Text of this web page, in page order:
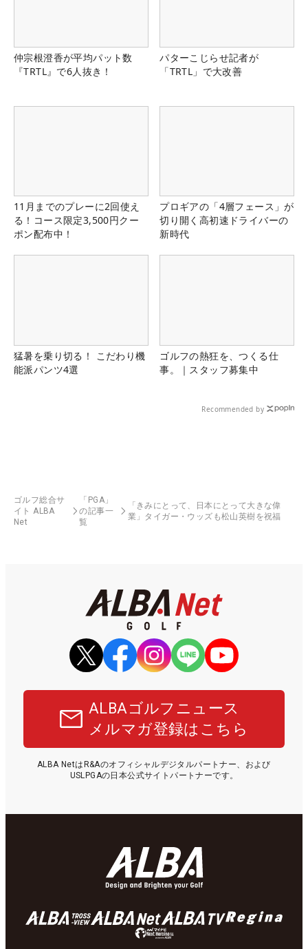
仲宗根澄香が平均パット数
『TRTL』で6人抜き！
パターこじらせ記者が
「TRTL」で大改善
11月までのプレーに2回使え
る！コース限定3,500円クー
ポン配布中！
プロギアの「4層フェース」が
切り開く高初速ドライバーの
新時代
猛暑を乗り切る！ こだわり機
能派パンツ4選
ゴルフの熱狂を、つくる仕
事。｜スタッフ募集中
Recommended by
ゴルフ総合サ
イト ALBA
Net
「PGA」
の記事一
覧
「きみにとって、日本にとって大きな偉
業」タイガー・ウッズも松山英樹を祝福
ALBAゴルフニュース
メルマガ登録はこちら
ALBA NetはR&Aのオフィシャルデジタルパートナー、および
USLPGAの日本公式サイトパートナーです。